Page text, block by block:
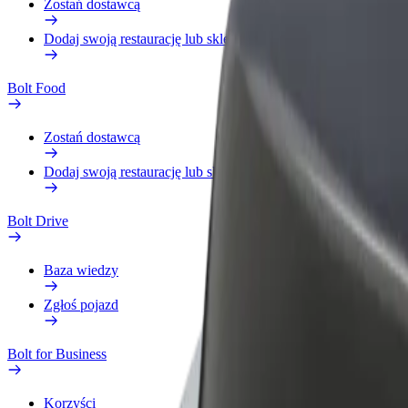
Zostań dostawcą
Dodaj swoją restaurację lub sklep
Bolt Food
Zostań dostawcą
Dodaj swoją restaurację lub sklep
Bolt Drive
Baza wiedzy
Zgłoś pojazd
Bolt for Business
Korzyści